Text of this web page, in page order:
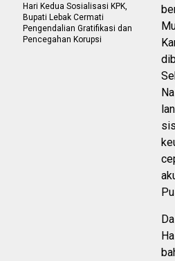
Hari Kedua Sosialisasi KPK,
Bupati Lebak Cermati
Pengendalian Gratifikasi dan
Pencegahan Korupsi